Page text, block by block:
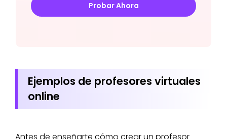
Probar Ahora
Ejemplos de profesores virtuales
online
Antes de enseñarte cómo crear un profesor